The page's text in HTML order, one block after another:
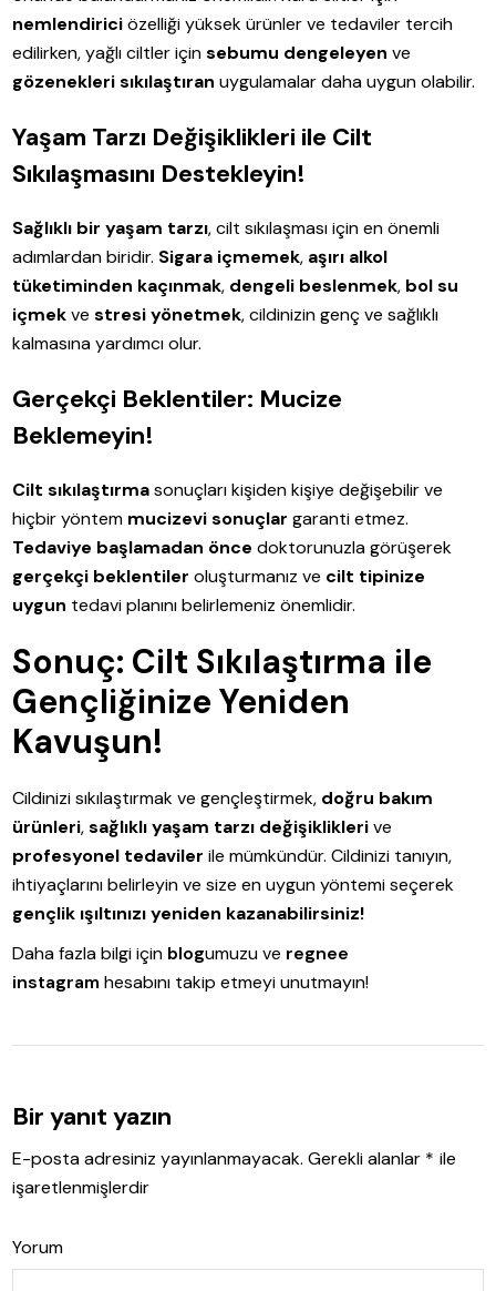
nemlendiriciözelliği yüksek ürünler ve tedaviler tercih
edilirken, yağlı ciltler içinsebumu dengeleyen ve
gözenekleri sıkılaştıran uygulamalar daha uygun olabilir.
Yaşam Tarzı Değişiklikleri ile Cilt
Sıkılaşmasını Destekleyin!
Sağlıklı bir yaşam tarzı, cilt sıkılaşması için en önemli
adımlardan biridir. Sigara içmemek, aşırı alkol
tüketiminden kaçınmak, dengeli beslenmek, bol su
içmekvestresi yönetmek, cildinizin genç ve sağlıklı
kalmasına yardımcı olur.
Gerçekçi Beklentiler: Mucize
Beklemeyin!
Cilt sıkılaştırmasonuçları kişiden kişiye değişebilir ve
hiçbir yöntem mucizevi sonuçlar garanti etmez.
Tedaviye başlamadan önce doktorunuzla görüşerek
gerçekçi beklentiler oluşturmanız ve cilt tipinize
uygun tedavi planını belirlemeniz önemlidir.
Sonuç: Cilt Sıkılaştırma ile
Gençliğinize Yeniden
Kavuşun!
Cildinizi sıkılaştırmak ve gençleştirmek, doğru bakım
ürünleri,sağlıklı yaşam tarzı değişikliklerive
profesyonel tedaviler ile mümkündür. Cildinizi tanıyın,
ihtiyaçlarını belirleyin ve size en uygun yöntemi seçerek
gençlik ışıltınızı yeniden kazanabilirsiniz!
Daha fazla bilgi için blogumuzu ve regnee
instagram hesabını takip etmeyi unutmayın!
Bir yanıt yazın
E-posta adresiniz yayınlanmayacak. Gerekli alanlar * ile
işaretlenmişlerdir
Yorum